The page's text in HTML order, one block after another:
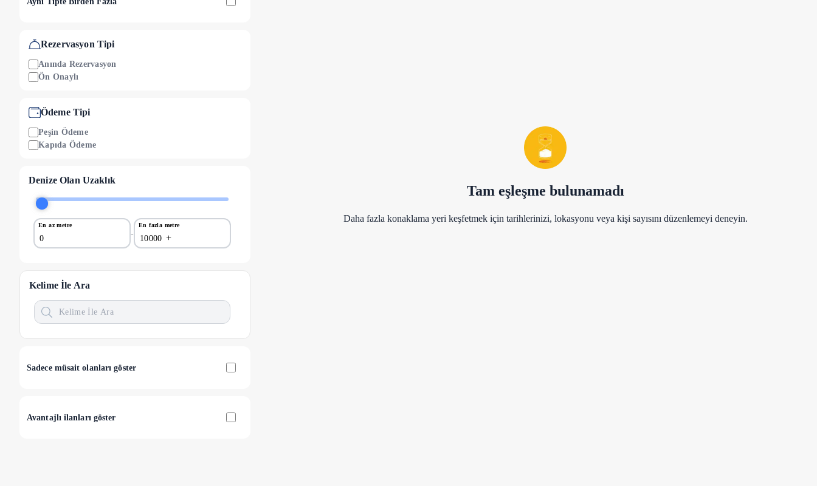
Rezervasyon Tipi
Anında Rezervasyon
Ön Onaylı
Ödeme Tipi
Peşin Ödeme
Kapıda Ödeme
Denize Olan Uzaklık
En az metre
-
En fazla metre
+
Kelime İle Ara
Sadece müsait olanları göster
Avantajlı ilanları göster
Tam eşleşme bulunamadı
Daha fazla konaklama yeri keşfetmek için tarihlerinizi, lokasyonu veya kişi sayısını düzenlemeyi deneyin.